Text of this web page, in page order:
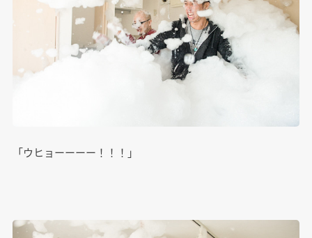
「ウヒョーーーー！！！」